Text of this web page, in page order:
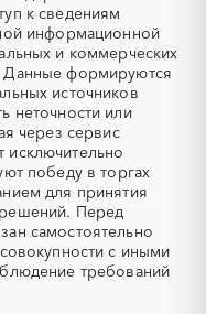
(установки
скважин)
работы
надзор
пожарные
область
область
область
область
область
край
область
область
область
Осетия - Алания
к сведениям
информационной
и коммерческих
Данные формируются
источников
неточности или
через сервис
победу в торгах
для принятия
Перед
самостоятельно
с иными
требований